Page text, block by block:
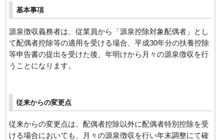
基本事項
源泉徴収義務者は、従業員から「源泉控除対象配偶者」とし
て配偶者控除等の適用を受ける場合、平成30年分の扶養控除
等申告書の提出を受けた後、年明けから月々の源泉徴収を行
うことになります。
従来からの変更点
従来からの変更点は、配偶者控除以外に配偶者特別控除を受
ける場合においても、月々の源泉徴収を行い年末調整にて確